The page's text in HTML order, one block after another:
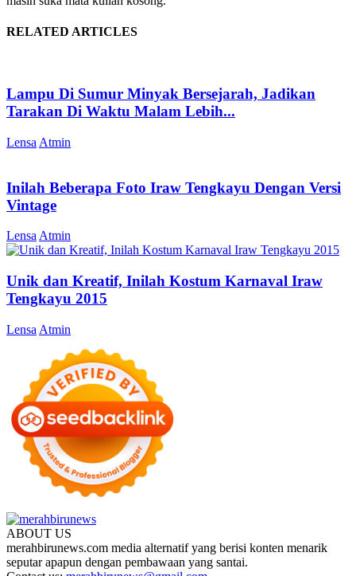
RELATED ARTICLES
Lampu Di Sumur Minyak Bersejarah, Jadikan
Tarakan Di Waktu Malam Lebih...
Lensa Atmin
Inilah Beberapa Foto Iraw Tengkayu Dengan Versi
Vintage
Lensa Atmin
Unik dan Kreatif, Inilah Kostum Karnaval Iraw
Tengkayu 2015
Lensa Atmin
ABOUT US
merahbirunews.com media alternatif yang berisi konten menarik
seputar apapun dengan pembawaan yang santai.